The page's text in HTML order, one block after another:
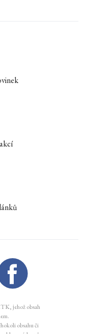
jehož obsah
obsahu či